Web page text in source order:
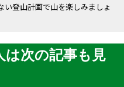
い登山計画で山を楽しみましょ
は次の記事も見